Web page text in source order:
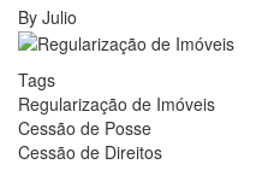
By Julio
Tags
Regularização de Imóveis
Cessão de Posse
Cessão de Direitos